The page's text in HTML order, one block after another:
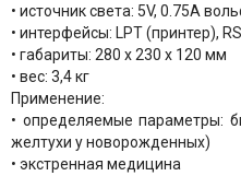
• источник света: 5V, 0.75A
• интерфейсы: LPT (принтер),
• габариты: 280 х 230 х 120 мм
• вес: 3,4 кг
Применение:
• определяемые параметры:
желтухи у новорожденных)
• экстренная медицина